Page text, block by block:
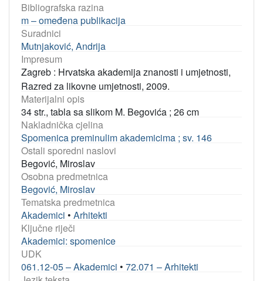
Bibliografska razina
m – omeđena publikacija
Suradnici
Mutnjaković, Andrija
Impresum
Zagreb : Hrvatska akademija znanosti i umjetnosti,
Razred za likovne umjetnosti, 2009.
Materijalni opis
34 str., tabla sa slikom M. Begovića ; 26 cm
Nakladnička cjelina
Spomenica preminulim akademicima ; sv. 146
Ostali sporedni naslovi
Begović, Miroslav
Osobna predmetnica
Begović, Miroslav
Tematska predmetnica
Akademici • Arhitekti
Ključne riječi
Akademici: spomenice
UDK
061.12-05 – Akademici • 72.071 – Arhitekti